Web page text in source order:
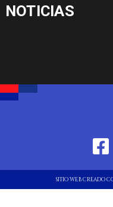
NOTICIAS
SITIO WEB CREADO